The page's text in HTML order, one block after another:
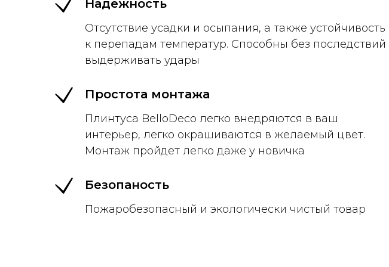
Надежность
Отсутствие усадки и осыпания, а также устойчивость
к перепадам температур. Способны без последствий
выдерживать удары
Простота монтажа
Плинтуса BelloDeco легко внедряются в ваш
интерьер, легко окрашиваются в желаемый цвет.
Монтаж пройдет легко даже у новичка
Безопаность
Пожаробезопасный и экологически чистый товар